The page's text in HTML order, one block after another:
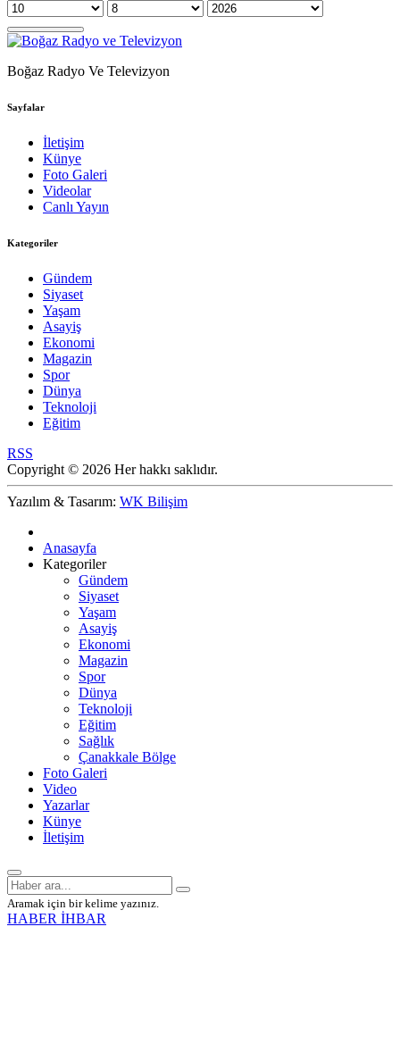
Boğaz Radyo Ve Televizyon
Sayfalar
İletişim
Künye
Foto Galeri
Videolar
Canlı Yayın
Kategoriler
Gündem
Siyaset
Yaşam
Asayiş
Ekonomi
Magazin
Spor
Dünya
Teknoloji
Eğitim
RSS
Copyright © 2026 Her hakkı saklıdır.
Yazılım & Tasarım: WK Bilişim
Anasayfa
Kategoriler
Gündem
Siyaset
Yaşam
Asayiş
Ekonomi
Magazin
Spor
Dünya
Teknoloji
Eğitim
Sağlık
Çanakkale Bölge
Foto Galeri
Video
Yazarlar
Künye
İletişim
Aramak için bir kelime yazınız.
HABER İHBAR